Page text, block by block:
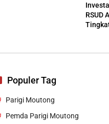
RSUD
Populer Tag
Parigi Moutong
Pemda Parigi Moutong